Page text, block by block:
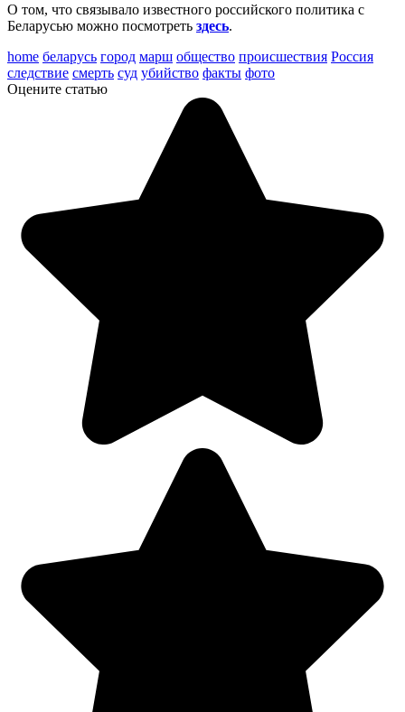
О том, что связывало известного российского политика с
Беларусью можно посмотреть здесь.
home беларусь город марш общество происшествия Россия
следствие смерть суд убийство факты фото
Оцените статью